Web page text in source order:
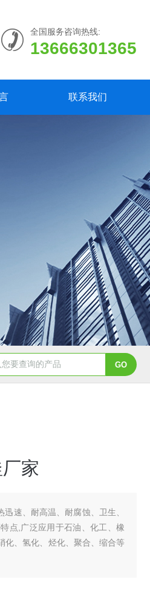
全国服务咨询热线:
13666301365
联系我们
锈钢磁力密封聚酯反应釜
家
速、耐高温、耐腐蚀、卫生、
点,广泛应用于石油、化工、橡
化、氢化、烃化、聚合、缩合等